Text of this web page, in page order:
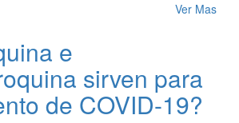
Ver Mas
e
sirven para
de COVID-19?